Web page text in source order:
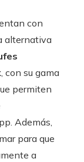
con
alternativa
, con su gama
permiten
Además,
para que
a